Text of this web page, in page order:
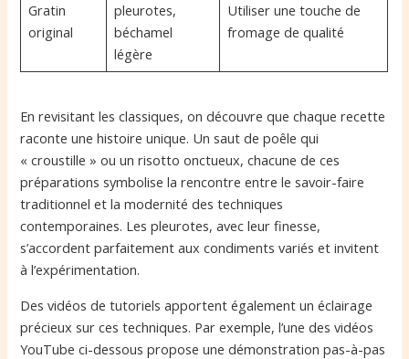
Gratin
original
pleurotes,
béchamel
légère
Utiliser une touche de
fromage de qualité
En revisitant les classiques, on découvre que chaque recette
raconte une histoire unique. Un saut de poêle qui
« croustille » ou un risotto onctueux, chacune de ces
préparations symbolise la rencontre entre le savoir-faire
traditionnel et la modernité des techniques
contemporaines. Les pleurotes, avec leur finesse,
s’accordent parfaitement aux condiments variés et invitent
à l’expérimentation.
Des vidéos de tutoriels apportent également un éclairage
précieux sur ces techniques. Par exemple, l’une des vidéos
YouTube ci-dessous propose une démonstration pas-à-pas